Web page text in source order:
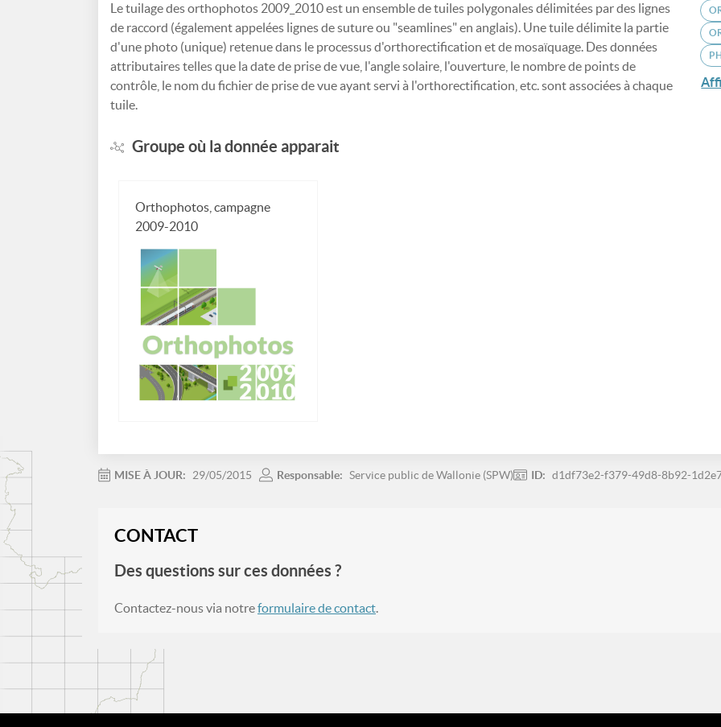
Le tuilage des orthophotos 2009_2010 est un ensemble de tuiles polygonales délimitées par des lignes
de raccord (également appelées lignes de suture ou "seamlines" en anglais). Une tuile délimite la partie
d'une photo (unique) retenue dans le processus d'orthorectification et de mosaïquage. Des données
attributaires telles que la date de prise de vue, l'angle solaire, l'ouverture, le nombre de points de
contrôle, le nom du fichier de prise de vue ayant servi à l'orthorectification, etc. sont associées à chaque
tuile.
Groupe où la donnée apparait
Orthophotos, campagne
2009-2010
MISE À JOUR: 29/05/2015 Responsable: Service public de Wallonie (SPW) ID: d1df73e2-f379-49d8-8b92-
CONTACT
Des questions sur ces données ?
Contactez-nous via notreformulaire de contact.